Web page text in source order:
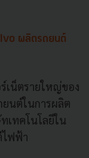
ผลิตรถยนต์
เน็ตรายใหญ่ของ
นต์ในการผลิต
เทคโนโลยีใน
ไฟฟ้า